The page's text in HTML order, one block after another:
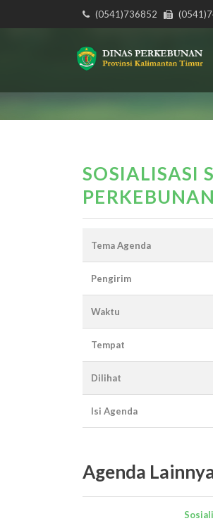
(0541)736852
SOSIALISASI
PERKEBUNAN
Tema Agenda
Pengirim
Waktu
Tempat
Dilihat
Isi Agenda
Agenda